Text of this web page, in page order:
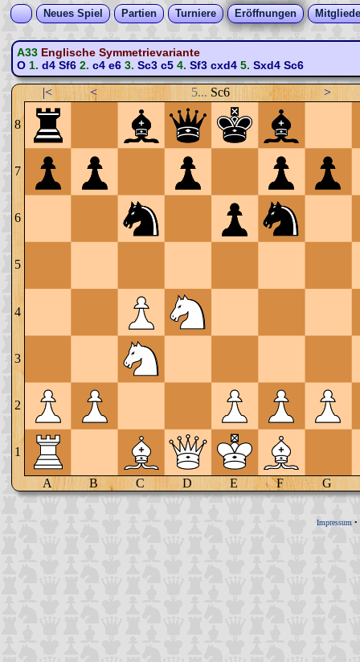
Neues Spiel Partien Turniere Eröffnungen
A33 Englische Symmetrievariante
O1. d4 Sf62. c4 e63. Sc3 c54. Sf3 cxd45. Sxd4 Sc6
|< < 5... Sc6 >
8
7
6
5
4
3
2
1
A B C D E F G
Impressum •